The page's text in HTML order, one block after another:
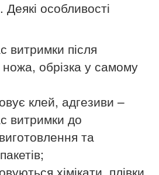
особливості
витримки після
ножа, обрізка у самому
клей, адгезиви –
витримки до
та